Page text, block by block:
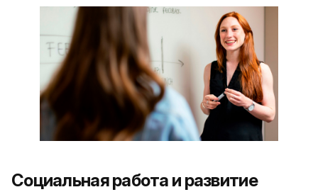
Социальная работа и развитие